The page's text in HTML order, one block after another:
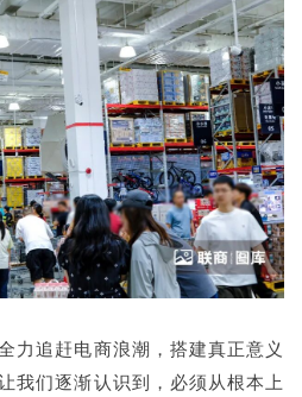
力追赶电商浪潮，搭建真正意义
我们逐渐认识到，必须从根本上